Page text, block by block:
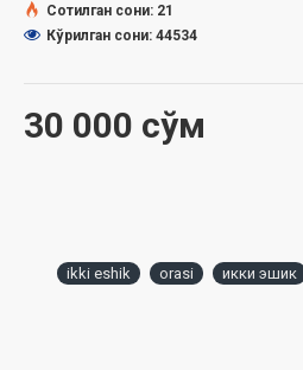
30 000 сўм
Сотилган сони: 21
Кўрилган сони: 44534
ikki eshik orasi икки эшик